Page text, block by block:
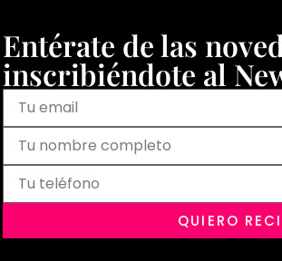
Entérate de las
inscribiéndote al
QUIERO